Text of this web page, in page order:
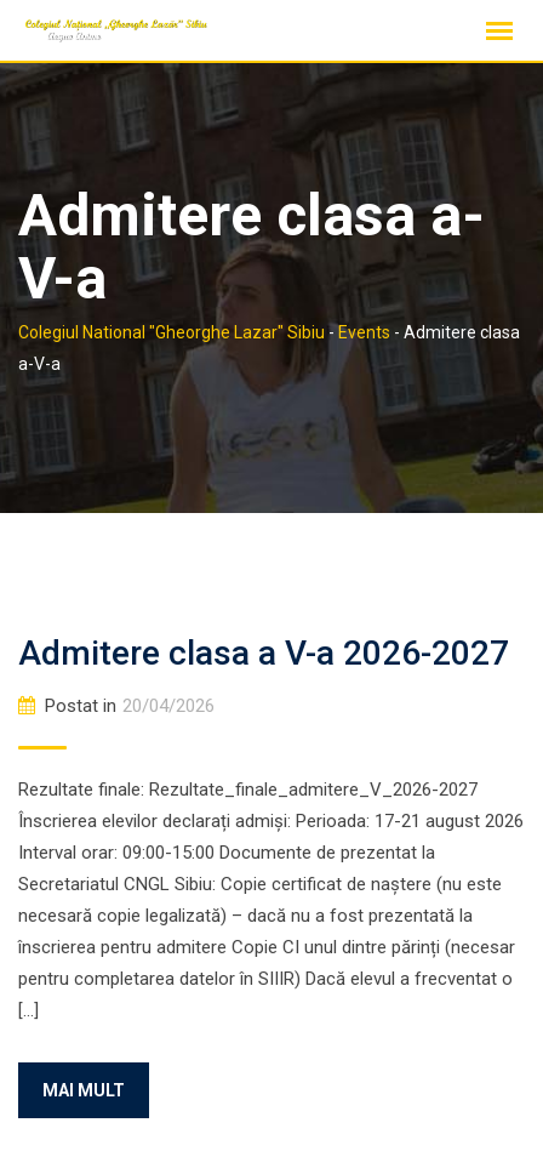
Skip
content
Admitere clasa a-
V-a
Colegiul National "Gheorghe Lazar" Sibiu - Events - Admitere clasa
a-V-a
Admitere clasa a V-a 2026-2027
Postat in 20/04/2026
Rezultate finale: Rezultate_finale_admitere_V_2026-2027
Înscrierea elevilor declarați admiși: Perioada: 17-21 august 2026
Interval orar: 09:00-15:00 Documente de prezentat la
Secretariatul CNGL Sibiu: Copie certificat de naștere (nu este
necesară copie legalizată) – dacă nu a fost prezentată la
înscrierea pentru admitere Copie CI unul dintre părinți (necesar
pentru completarea datelor în SIIIR) Dacă elevul a frecventat o
[…]
MAI MULT